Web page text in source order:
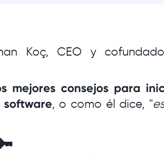
Koç, CEO y
mejores consejos para
, o como él dice, "